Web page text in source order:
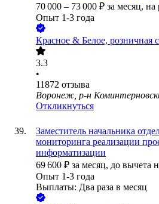
70 000 – 73 000 ₽ за месяц, на
Опыт 1-3 года
Красное & Белое, розничная
3.3
•
11872 отзыва
Воронеж, р-н
Откликнуться
Заместитель начальника
мониторинга реализации
информатизации
69 600 ₽ за месяц, до вычета
Опыт 1-3 года
Выплаты: Два раза в месяц